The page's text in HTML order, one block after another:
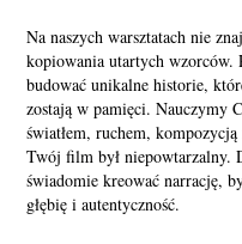
Na naszych warsztatach nie
kopiowania utartych wzorców.
budować unikalne historie,
zostają w pamięci. Nauczymy
światłem, ruchem,
Twój film był niepowtarzalny.
świadomie kreować narrację,
głębię i autentyczność.